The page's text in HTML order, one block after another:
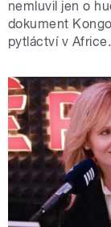
nemluvil jen o
dokument
pytláctví v Africe.